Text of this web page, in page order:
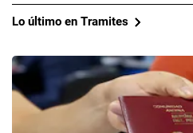
Lo último en Tramites